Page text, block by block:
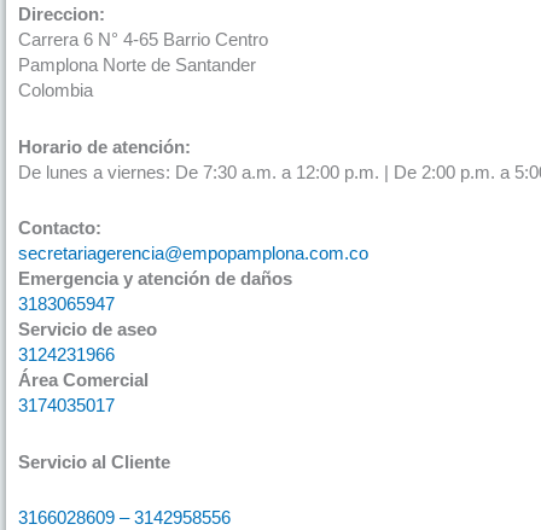
Direccion:
Carrera 6 N° 4-65 Barrio Centro
Pamplona Norte de Santander
Colombia
Horario de atención:
De lunes a viernes: De 7:30 a.m. a 12:00 p.m. | De 2:00 p.m. a
Contacto:
secretariagerencia@empopamplona.com.co
Emergencia y atención de daños
3183065947
Servicio de aseo
3124231966
Área Comercial
3174035017
Servicio al Cliente
3166028609 – 3142958556